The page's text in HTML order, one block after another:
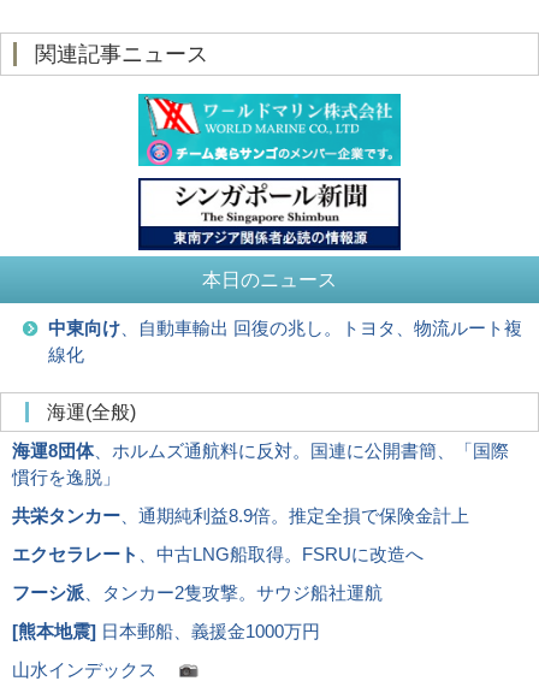
関連記事ニュース
本日のニュース
中東向け 、自動車輸出 回復の兆し。トヨタ、物流ルート複
線化
海運(全般)
海運8団体、ホルムズ通航料に反対。国連に公開書簡、「国際
慣行を逸脱」
共栄タンカー 、通期純利益8.9倍。推定全損で保険金計上
エクセラレート
、中古LNG船取得。FSRUに改造へ
フーシ派 、タンカー2隻攻撃。サウジ船社運航
[熊本地震] 日本郵船、義援金1000万円
山水インデックス